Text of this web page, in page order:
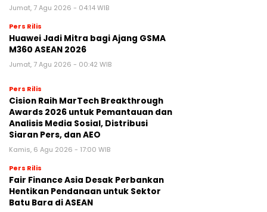
Jumat, 7 Agu 2026 - 04:14 WIB
Pers Rilis
Huawei Jadi Mitra bagi Ajang GSMA
M360 ASEAN 2026
Jumat, 7 Agu 2026 - 00:42 WIB
Pers Rilis
Cision Raih MarTech Breakthrough
Awards 2026 untuk Pemantauan dan
Analisis Media Sosial, Distribusi
Siaran Pers, dan AEO
Kamis, 6 Agu 2026 - 17:00 WIB
Pers Rilis
Fair Finance Asia Desak Perbankan
Hentikan Pendanaan untuk Sektor
Batu Bara di ASEAN